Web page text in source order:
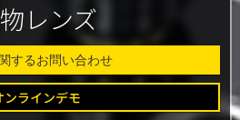
レンズ
するお問い合わせ
ンラインデモ